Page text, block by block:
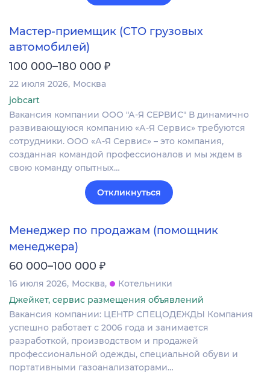
Мастер-приемщик (СТО грузовых
автомобилей)
100 000–180 000 ₽
22 июля 2026 Москва
jobcart
Вакансия компании ООО "А-Я СЕРВИС" В динамично
развивающуюся компанию «А-Я Сервис» требуются
сотрудники. ООО «А-Я Сервис» – это компания,
созданная командой профессионалов и мы ждем в
свою команду опытных…
Откликнуться
Менеджер по продажам (помощник
менеджера)
60 000–100 000 ₽
16 июля 2026 Москва
Котельники
Джейкет, сервис размещения объявлений
Вакансия компании: ЦЕНТР СПЕЦОДЕЖДЫ Компания
успешно работает с 2006 года и занимается
разработкой, производством и продажей
профессиональной одежды, специальной обуви и
портативными газоанализаторами…